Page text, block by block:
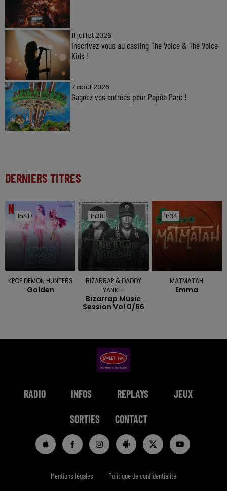
11 juillet 2026
Inscrivez-vous au casting The Voice & The Voice
Kids !
7 août 2026
Gagnez vos entrées pour Papéa Parc !
DERNIERS TITRES
1h41
1h41
KPOP DEMON HUNTERS
Golden
1h38
1h38
BIZARRAP & DADDY
YANKEE
Bizarrap Music
Session Vol 0/66
1h34
1h34
MATMATAH
Emma
RADIO INFOS REPLAYS JEUX
SORTIES CONTACT
Mentions légales Politique de confidentialité